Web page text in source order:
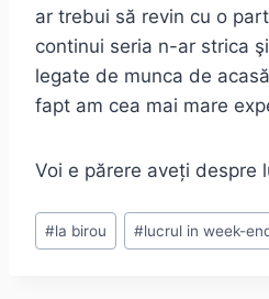
ar trebui să revin cu o
continui seria n-ar strica
legate de munca de
fapt am cea mai mare
Voi e părere aveți despre
Post
Tags:
#la birou #lucrul in week-